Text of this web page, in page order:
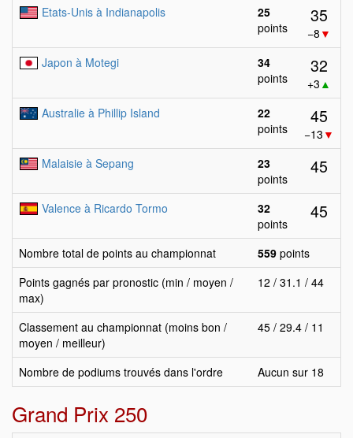
Etats-Unis à Indianapolis
25
points
35
−8 ▼
Japon à Motegi
34
points
32
+3 ▲
Australie à Phillip Island
22
points
45
−13 ▼
Malaisie à Sepang
23
points
45
Valence à Ricardo Tormo
32
points
45
Nombre total de points au championnat 559 points
Points gagnés par pronostic (min / moyen /
max)
12 / 31.1 / 44
Classement au championnat (moins bon /
moyen / meilleur)
45 / 29.4 / 11
Nombre de podiums trouvés dans l'ordre Aucun sur 18
Grand Prix 250